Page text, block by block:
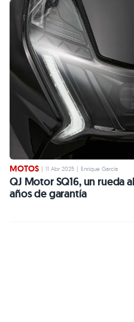
MOTOS | 11 Abr 2025 | Enrique García
QJ Motor SQ16, un rueda
años de garantía